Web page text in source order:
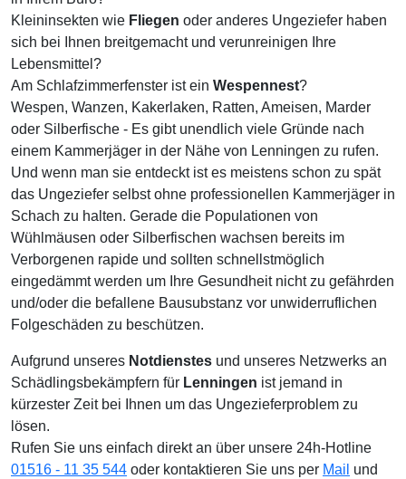
Kleininsekten wie Fliegen oder anderes Ungeziefer haben
sich bei Ihnen breitgemacht und verunreinigen Ihre
Lebensmittel?
Am Schlafzimmerfenster ist ein Wespennest?
Wespen, Wanzen, Kakerlaken, Ratten, Ameisen, Marder
oder Silberfische - Es gibt unendlich viele Gründe nach
einem Kammerjäger in der Nähe von Lenningen zu rufen.
Und wenn man sie entdeckt ist es meistens schon zu spät
das Ungeziefer selbst ohne professionellen Kammerjäger in
Schach zu halten. Gerade die Populationen von
Wühlmäusen oder Silberfischen wachsen bereits im
Verborgenen rapide und sollten schnellstmöglich
eingedämmt werden um Ihre Gesundheit nicht zu gefährden
und/oder die befallene Bausubstanz vor unwiderruflichen
Folgeschäden zu beschützen.
Aufgrund unseres Notdienstes und unseres Netzwerks an
Schädlingsbekämpfern für Lenningen ist jemand in
kürzester Zeit bei Ihnen um das Ungezieferproblem zu
lösen.
Rufen Sie uns einfach direkt an über unsere 24h-Hotline
01516 - 11 35 544 oder kontaktieren Sie uns per Mail und